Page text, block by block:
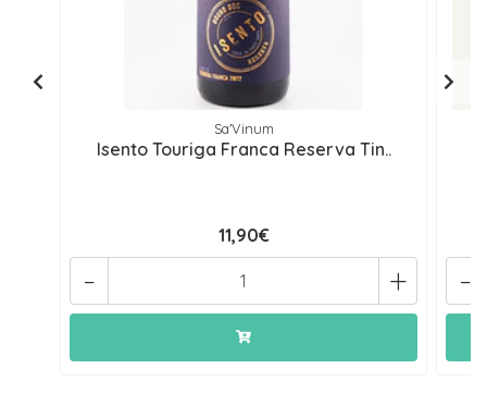
Sa'Vinum
Isento Touriga Franca Reserva Tin..
11,90€
+
- -